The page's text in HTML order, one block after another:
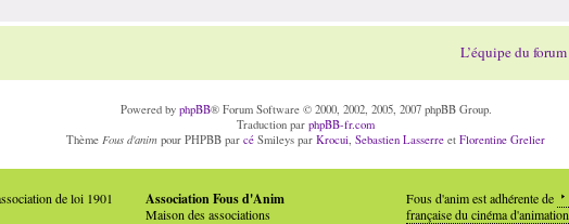
L’équipe du forum
Powered by phpBB® Forum Software © 2000, 2002, 2005, 2007 phpBB Group.
Traduction parphpBB-fr.com
Thème Fous d'anim pour PHPBB parcé Smileys parKrocui ,Sebastien Lasserre etFlorentine Grelier
de loi 1901
Association Fous d'Anim
Maison des associations
Fous d'anim est adhérente de
française du cinéma d'animation